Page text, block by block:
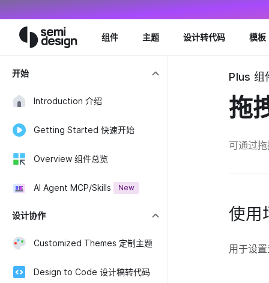
组件 主题 设计转代码 模板
开始
Introduction 介绍
Getting Started 快速开始
Overview 组件总览
AI Agent MCP/Skills New
设计协作
Customized Themes 定制主题
Design to Code 设计稿转代码
Plus 组
拖
可通过
使用
用于设